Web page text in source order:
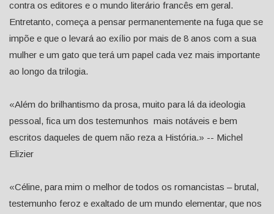
contra os editores e o mundo literário francês em geral.
Entretanto, começa a pensar permanentemente na fuga que se
impõe e que o levará ao exílio por mais de 8 anos com a sua
mulher e um gato que terá um papel cada vez mais importante
ao longo da trilogia.
«Além do brilhantismo da prosa, muito para lá da ideologia
pessoal, fica um dos testemunhos mais notáveis e bem
escritos daqueles de quem não reza a História.» -- Michel
Elizier
«Céline, para mim o melhor de todos os romancistas – brutal,
testemunho feroz e exaltado de um mundo elementar, que nos